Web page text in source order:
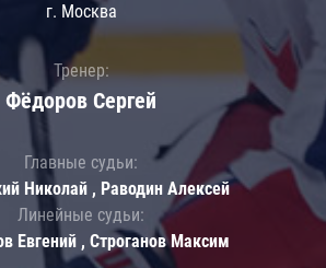
г. Москва
Тренер:
Фёдоров Сергей
Главные судьи:
Николай , Раводин Алексей
Линейные судьи:
Евгений , Строганов Максим